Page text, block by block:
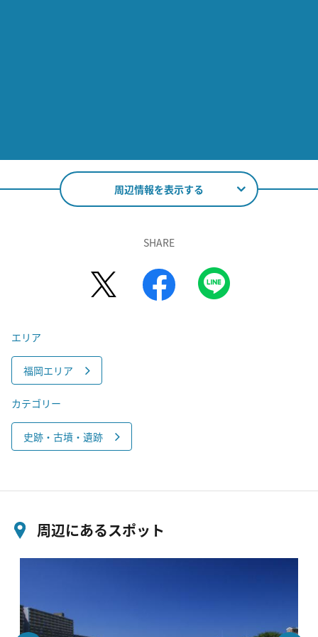
周辺情報を表示する
SHARE
エリア
福岡エリア
カテゴリー
史跡・古墳・遺跡
周辺にあるスポット